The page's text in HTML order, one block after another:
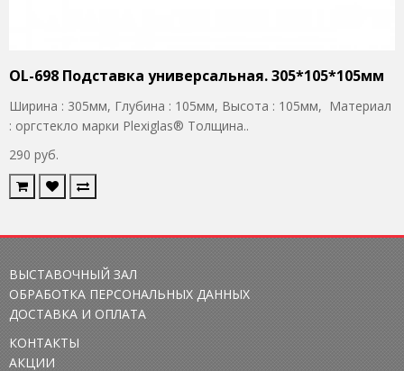
OL-698 Подставка универсальная. 305*105*105мм
Ширина : 305мм, Глубина : 105мм, Высота : 105мм, Материал
: оргстекло марки Plexiglas® Толщина..
290 руб.
ВЫСТАВОЧНЫЙ ЗАЛ
ОБРАБОТКА ПЕРСОНАЛЬНЫХ ДАННЫХ
ДОСТАВКА И ОПЛАТА
КОНТАКТЫ
АКЦИИ